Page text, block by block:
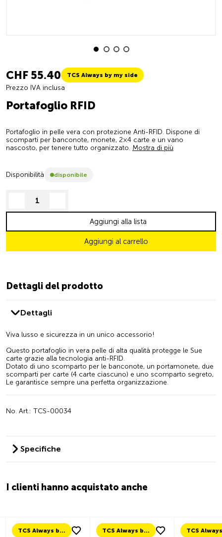
CHF 55.40 TCS Always by my side
Prezzo IVA inclusa
Portafoglio RFID
Portafoglio in pelle vera con protezione Anti-RFID. Dispone di
scomparti per banconote, monete, 2×4 carte e un vano
nascosto, per tenere tutto organizzato. Mostra di più
Disponibilità disponibile
decrease quantity
Aggiungi al carrello
Aggiungi alla lista
Dettagli del prodotto
Dettagli
Viva lusso e sicurezza in un unico accessorio!
Questo portafoglio in vera pelle di alta qualità protegge le Sue
carte grazie alla tecnologia anti-RFID.
Dotato di uno scomparto per le banconote, un portamonete, due
scomparti per carte (4 carte ciascuno) e uno scomparto segreto,
Le garantisce sempre una perfetta organizzazione.
No. Art.: TCS-00034
Specifiche
I clienti hanno acquistato anche
TCS Always by my side TCS Always by my side